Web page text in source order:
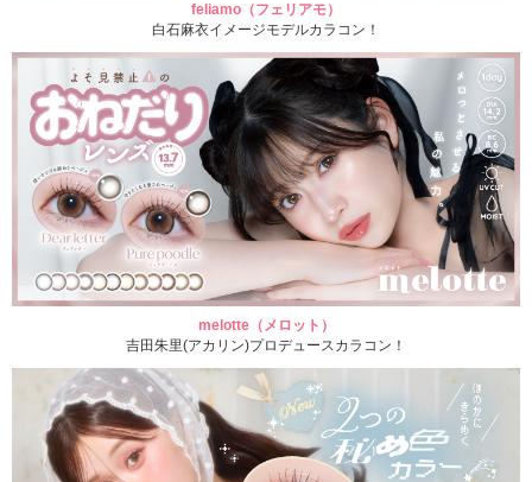
feliamo（フェリアモ）
白石麻衣イメージモデルカラコン！
melotte（メロット）
吉田朱里(アカリン)プロデュースカラコン！